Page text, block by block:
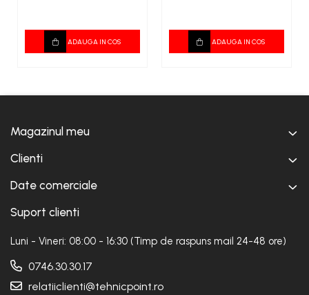
ADAUGA IN COS ADAUGA IN COS
Magazinul meu
Clienti
Date comerciale
Suport clienti
Luni - Vineri: 08:00 - 16:30 (Timp de raspuns mail 24-48 ore)
0746.30.30.17
relatiiclienti@tehnicpoint.ro